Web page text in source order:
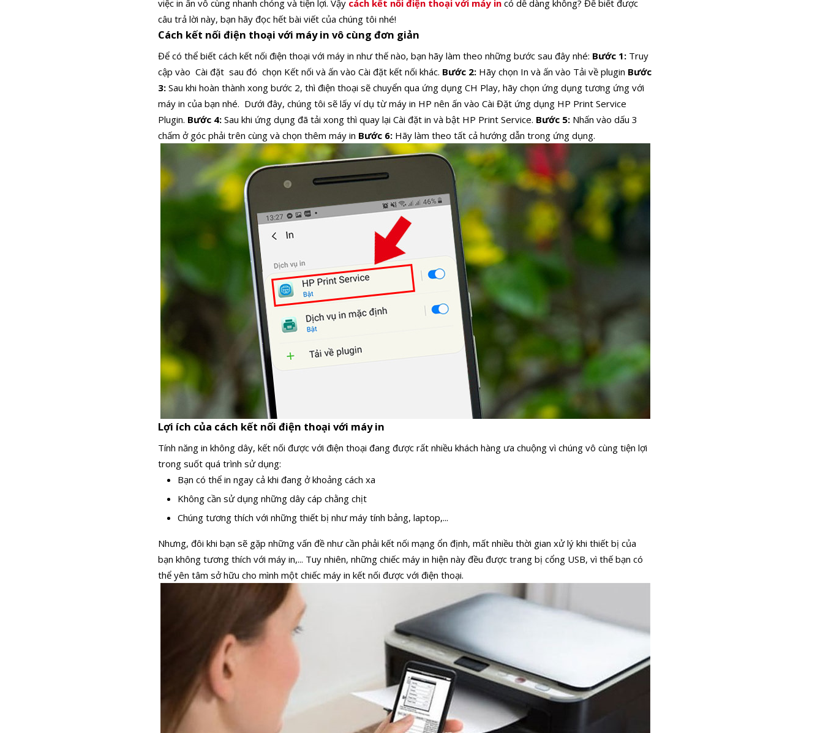
việc in ấn vô cùng nhanh chóng và tiện lợi. Vậy cách kết nối điện thoại với máy in có dễ dàng không? Để biết được
câu trả lời này, bạn hãy đọc hết bài viết của chúng tôi nhé!
Cách kết nối điện thoại với máy in vô cùng đơn giản
Để có thể biết cách kết nối điện thoại với máy in như thế nào, bạn hãy làm theo những bước sau đây nhé: Bước 1: Truy
cập vào Cài đặt sau đó chọn Kết nối và ấn vào Cài đặt kết nối khác. Bước 2: Hãy chọn In và ấn vào Tải về plugin Bước
3:Sau khi hoàn thành xong bước 2, thì điện thoại sẽ chuyển qua ứng dụng CH Play, hãy chọn ứng dụng tương ứng với
máy in của bạn nhé. Dưới đây, chúng tôi sẽ lấy ví dụ từ máy in HP nên ấn vào Cài Đặt ứng dụng HP Print Service
Plugin. Bước 4:Sau khi ứng dụng đã tải xong thì quay lại Cài đặt in và bật HP Print Service. Bước 5: Nhấn vào dấu 3
chấm ở góc phải trên cùng và chọn thêm máy in Bước 6: Hãy làm theo tất cả hướng dẫn trong ứng dụng.
Lợi ích của cách kết nối điện thoại với máy in
Tính năng in không dây, kết nối được với điện thoại đang được rất nhiều khách hàng ưa chuộng vì chúng vô cùng tiện lợi
trong suốt quá trình sử dụng:
Bạn có thể in ngay cả khi đang ở khoảng cách xa
Không cần sử dụng những dây cáp chằng chịt
Chúng tương thích với những thiết bị như máy tính bảng, laptop,...
Nhưng, đôi khi bạn sẽ gặp những vấn đề như cần phải kết nối mạng ổn định, mất nhiều thời gian xử lý khi thiết bị của
bạn không tương thích với máy in,... Tuy nhiên, những chiếc máy in hiện này đều được trang bị cổng USB, vì thế bạn có
thể yên tâm sở hữu cho mình một chiếc máy in kết nối được với điện thoại.